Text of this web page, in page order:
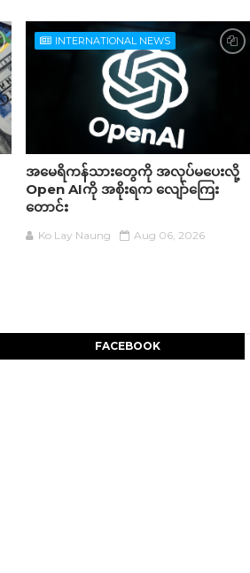
INTERNATIONAL NEWS
အမေရိကန်သားတွေကို အလုပ်မပေးလို့
Open AIကို အစိုးရက လျော်ကြေး
တောင်း
Ko Lay Naung Aug 06, 2026
FACEBOOK